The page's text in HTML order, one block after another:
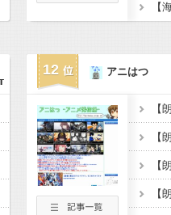
12 アニはつ